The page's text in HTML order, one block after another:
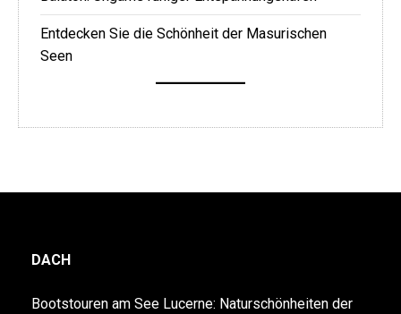
Entdecken Sie die Schönheit der Masurischen
Seen
DACH
Bootstouren am See Lucerne: Naturschönheiten der